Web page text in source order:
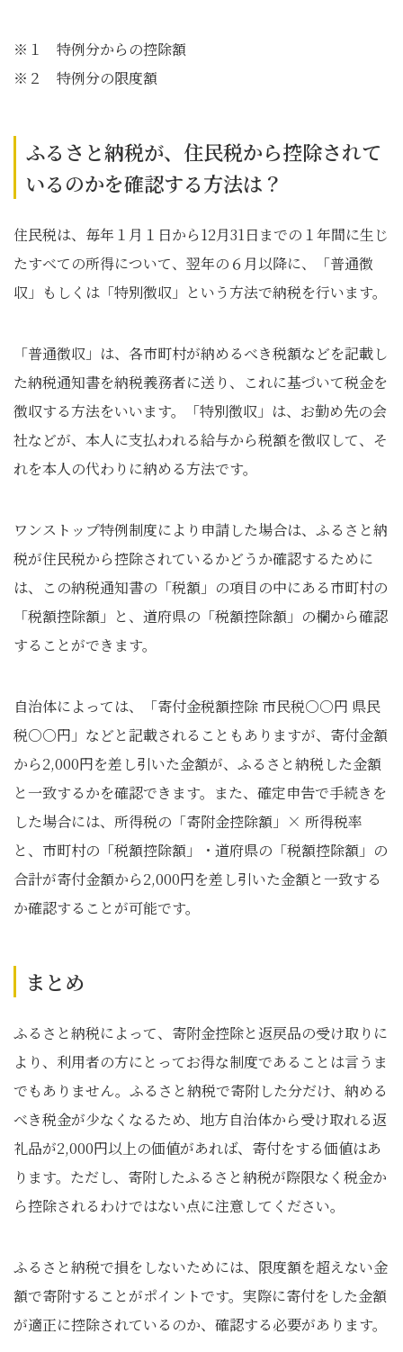
※１ 特例分からの控除額
※２ 特例分の限度額
ふるさと納税が、住民税から控除されて
いるのかを確認する方法は？
住民税は、毎年１月１日から12月31日までの１年間に生じ
たすべての所得について、翌年の６月以降に、「普通徴
収」もしくは「特別徴収」という方法で納税を行います。
「普通徴収」は、各市町村が納めるべき税額などを記載し
た納税通知書を納税義務者に送り、これに基づいて税金を
徴収する方法をいいます。「特別徴収」は、お勤め先の会
社などが、本人に支払われる給与から税額を徴収して、そ
れを本人の代わりに納める方法です。
ワンストップ特例制度により申請した場合は、ふるさと納
税が住民税から控除されているかどうか確認するために
は、この納税通知書の「税額」の項目の中にある市町村の
「税額控除額」と、道府県の「税額控除額」の欄から確認
することができます。
自治体によっては、「寄付金税額控除 市民税○○円 県民
税○○円」などと記載されることもありますが、寄付金額
から2,000円を差し引いた金額が、ふるさと納税した金額
と一致するかを確認できます。また、確定申告で手続きを
した場合には、所得税の「寄附金控除額」× 所得税率
と、市町村の「税額控除額」・道府県の「税額控除額」の
合計が寄付金額から2,000円を差し引いた金額と一致する
か確認することが可能です。
まとめ
ふるさと納税によって、寄附金控除と返戻品の受け取りに
より、利用者の方にとってお得な制度であることは言うま
でもありません。ふるさと納税で寄附した分だけ、納める
べき税金が少なくなるため、地方自治体から受け取れる返
礼品が2,000円以上の価値があれば、寄付をする価値はあ
ります。ただし、寄附したふるさと納税が際限なく税金か
ら控除されるわけではない点に注意してください。
ふるさと納税で損をしないためには、限度額を超えない金
額で寄附することがポイントです。実際に寄付をした金額
が適正に控除されているのか、確認する必要があります。